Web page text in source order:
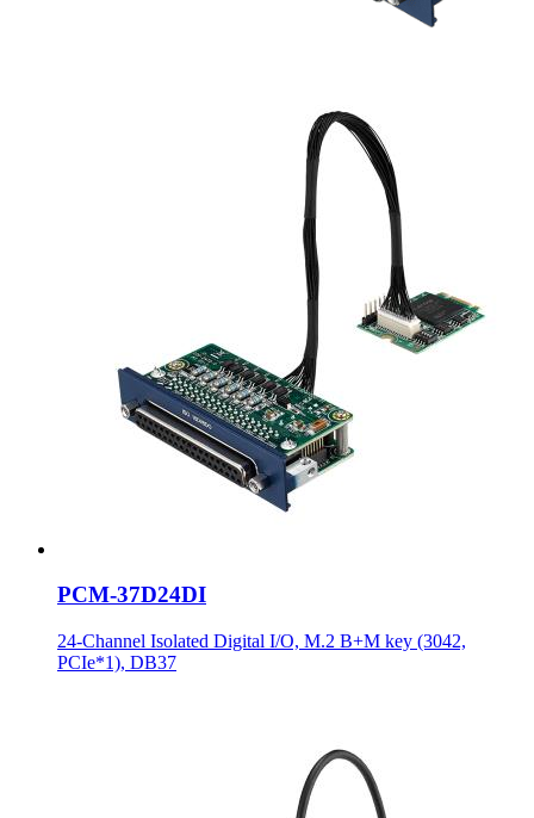
PCM-37D24DI
24-Channel Isolated Digital I/O, M.2 B+M key (3042,
PCIe*1), DB37